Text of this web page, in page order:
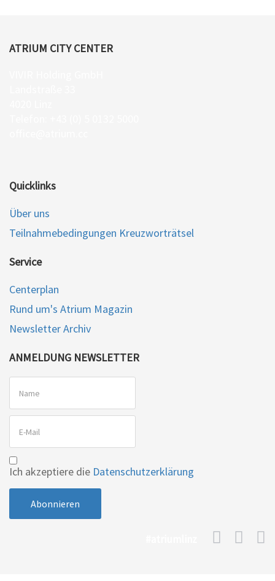
ATRIUM CITY CENTER
Quicklinks
Über uns
Teilnahmebedingungen Kreuzworträtsel
Service
Centerplan
Rund um's Atrium Magazin
Newsletter Archiv
ANMELDUNG NEWSLETTER
Ich akzeptiere die Datenschutzerklärung